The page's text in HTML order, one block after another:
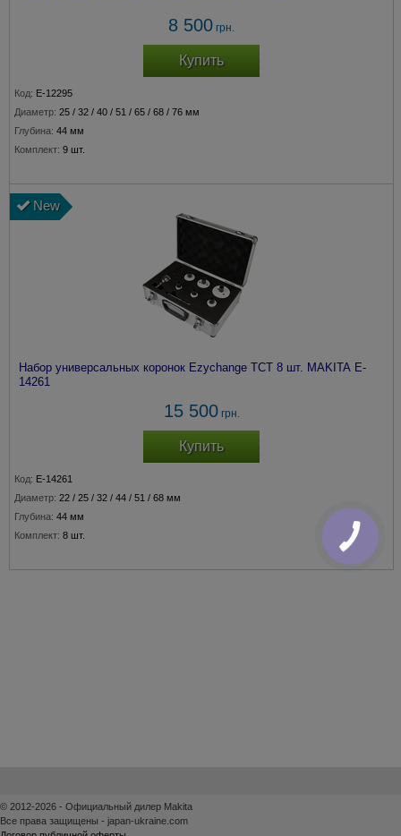
8 500 грн.
Купить
Код: E-12295
Диаметр: 25 / 32 / 40 / 51 / 65 / 68 / 76 мм
Глубина: 44 мм
Комплект: 9 шт.
New
Набор универсальных коронок Ezychange TCT 8 шт. MAKITA E-
14261
15 500грн.
Купить
Код: E-14261
Диаметр: 22 / 25 / 32 / 44 / 51 / 68 мм
Глубина: 44 мм
Комплект: 8 шт.
© 2012-2026 - Официальный дилер Makita
Все права защищены - japan-ukraine.com